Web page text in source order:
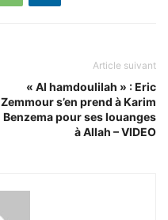
Article suivant
« Al hamdoulilah » : Eric
Zemmour s’en prend à Karim
Benzema pour ses louanges
à Allah – VIDEO